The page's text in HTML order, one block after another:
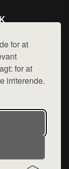
for at
for at
irriterende.
privatlivspolitik
række
produkter fra
side - vi
heller ikke